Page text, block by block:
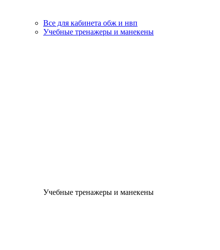
Все для кабинета обж и нвп
Учебные тренажеры и манекены
Учебные тренажеры и манекены